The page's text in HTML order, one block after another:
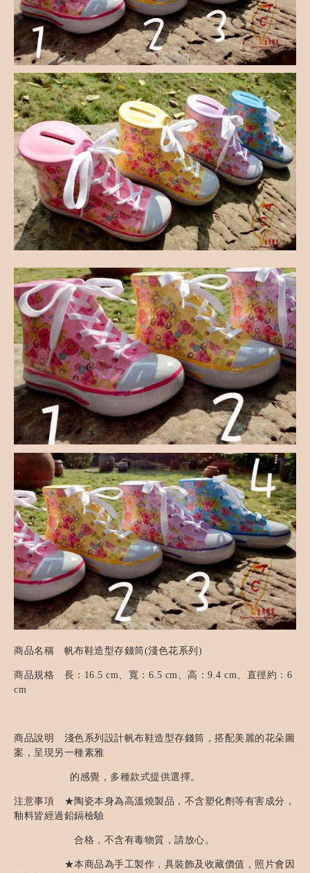
商品名稱 帆布鞋造型存錢筒(淺色花系列)
商品規格 長：16.5 cm、寬：6.5 cm、高：9.4 cm、直徑約：6
cm
商品說明 淺色系列設計帆布鞋造型存錢筒，搭配美麗的花朵圖
案，呈現另一種素雅
的感覺，多種款式提供選擇。
注意事項 ★陶瓷本身為高溫燒製品，不含塑化劑等有害成分，
釉料皆經過鉛鎘檢驗
合格，不含有毒物質，請放心。
★本商品為手工製作，具裝飾及收藏價值，照片會因